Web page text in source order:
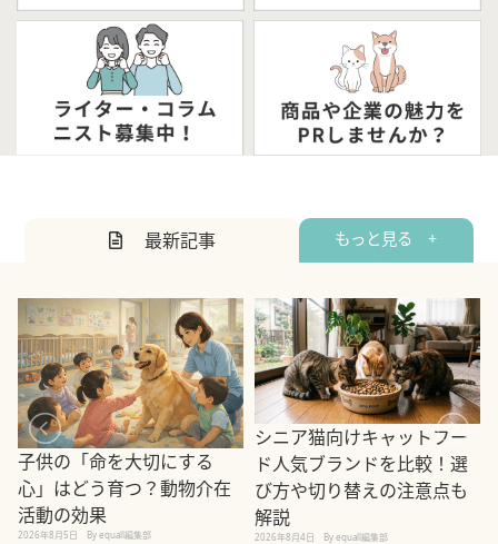
最新記事 もっと見る +
子供の「命を大切にする
心」はどう育つ？動物介在
活動の効果
2026年8月5日 By equall編集部
シニア猫向けキャットフー
ド人気ブランドを比較！選
び方や切り替えの注意点も
解説
2026年8月4日 By equall編集部